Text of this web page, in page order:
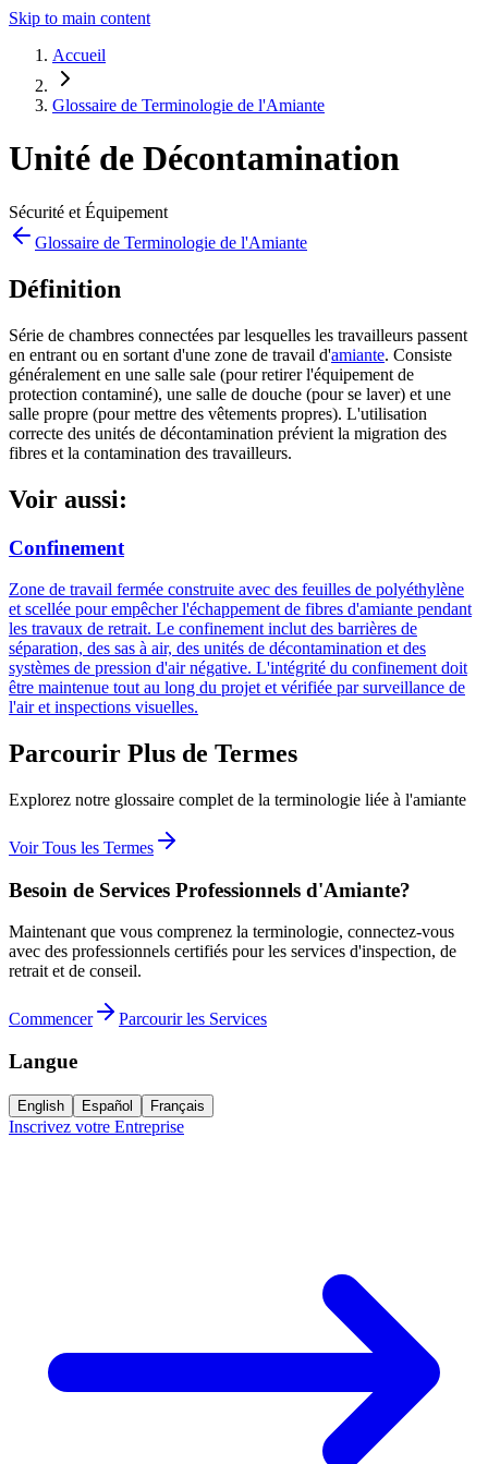
Skip to main content
Accueil
Glossaire de Terminologie de l'Amiante
Unité de Décontamination
Sécurité et Équipement
Glossaire de Terminologie de l'Amiante
Définition
Série de chambres connectées par lesquelles les travailleurs passent
en entrant ou en sortant d'une zone de travail d'amiante. Consiste
généralement en une salle sale (pour retirer l'équipement de
protection contaminé), une salle de douche (pour se laver) et une
salle propre (pour mettre des vêtements propres). L'utilisation
correcte des unités de décontamination prévient la migration des
fibres et la contamination des travailleurs.
Voir aussi:
Confinement
Zone de travail fermée construite avec des feuilles de polyéthylène
et scellée pour empêcher l'échappement de fibres d'amiante pendant
les travaux de retrait. Le confinement inclut des barrières de
séparation, des sas à air, des unités de décontamination et des
systèmes de pression d'air négative. L'intégrité du confinement doit
être maintenue tout au long du projet et vérifiée par surveillance de
l'air et inspections visuelles.
Parcourir Plus de Termes
Explorez notre glossaire complet de la terminologie liée à l'amiante
Voir Tous les Termes
Besoin de Services Professionnels d'Amiante?
Maintenant que vous comprenez la terminologie, connectez-vous
avec des professionnels certifiés pour les services d'inspection, de
retrait et de conseil.
Commencer Parcourir les Services
Langue
English Español Français
Inscrivez votre Entreprise